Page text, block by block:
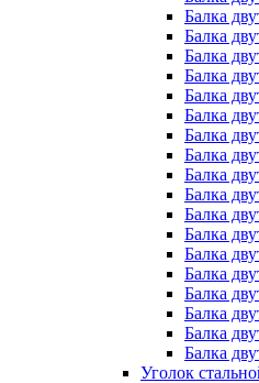
Балка
Балка
Балка
Балка
Балка
Балка
Балка
Балка
Балка
Балка
Балка
Балка
Балка
Балка
Балка
Балка
Балка
Балка
Уголок